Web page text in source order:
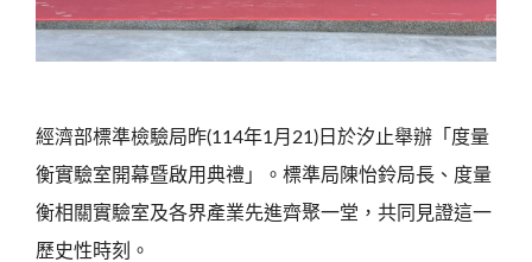
經濟部標準檢驗局昨(114年1月21)日於汐止舉辦「度量
衡實驗室開幕暨啟用典禮」。標準局陳怡鈴局長、度量
衡相關實驗室及各界產業先進齊聚一堂，共同見證這一
歷史性時刻。